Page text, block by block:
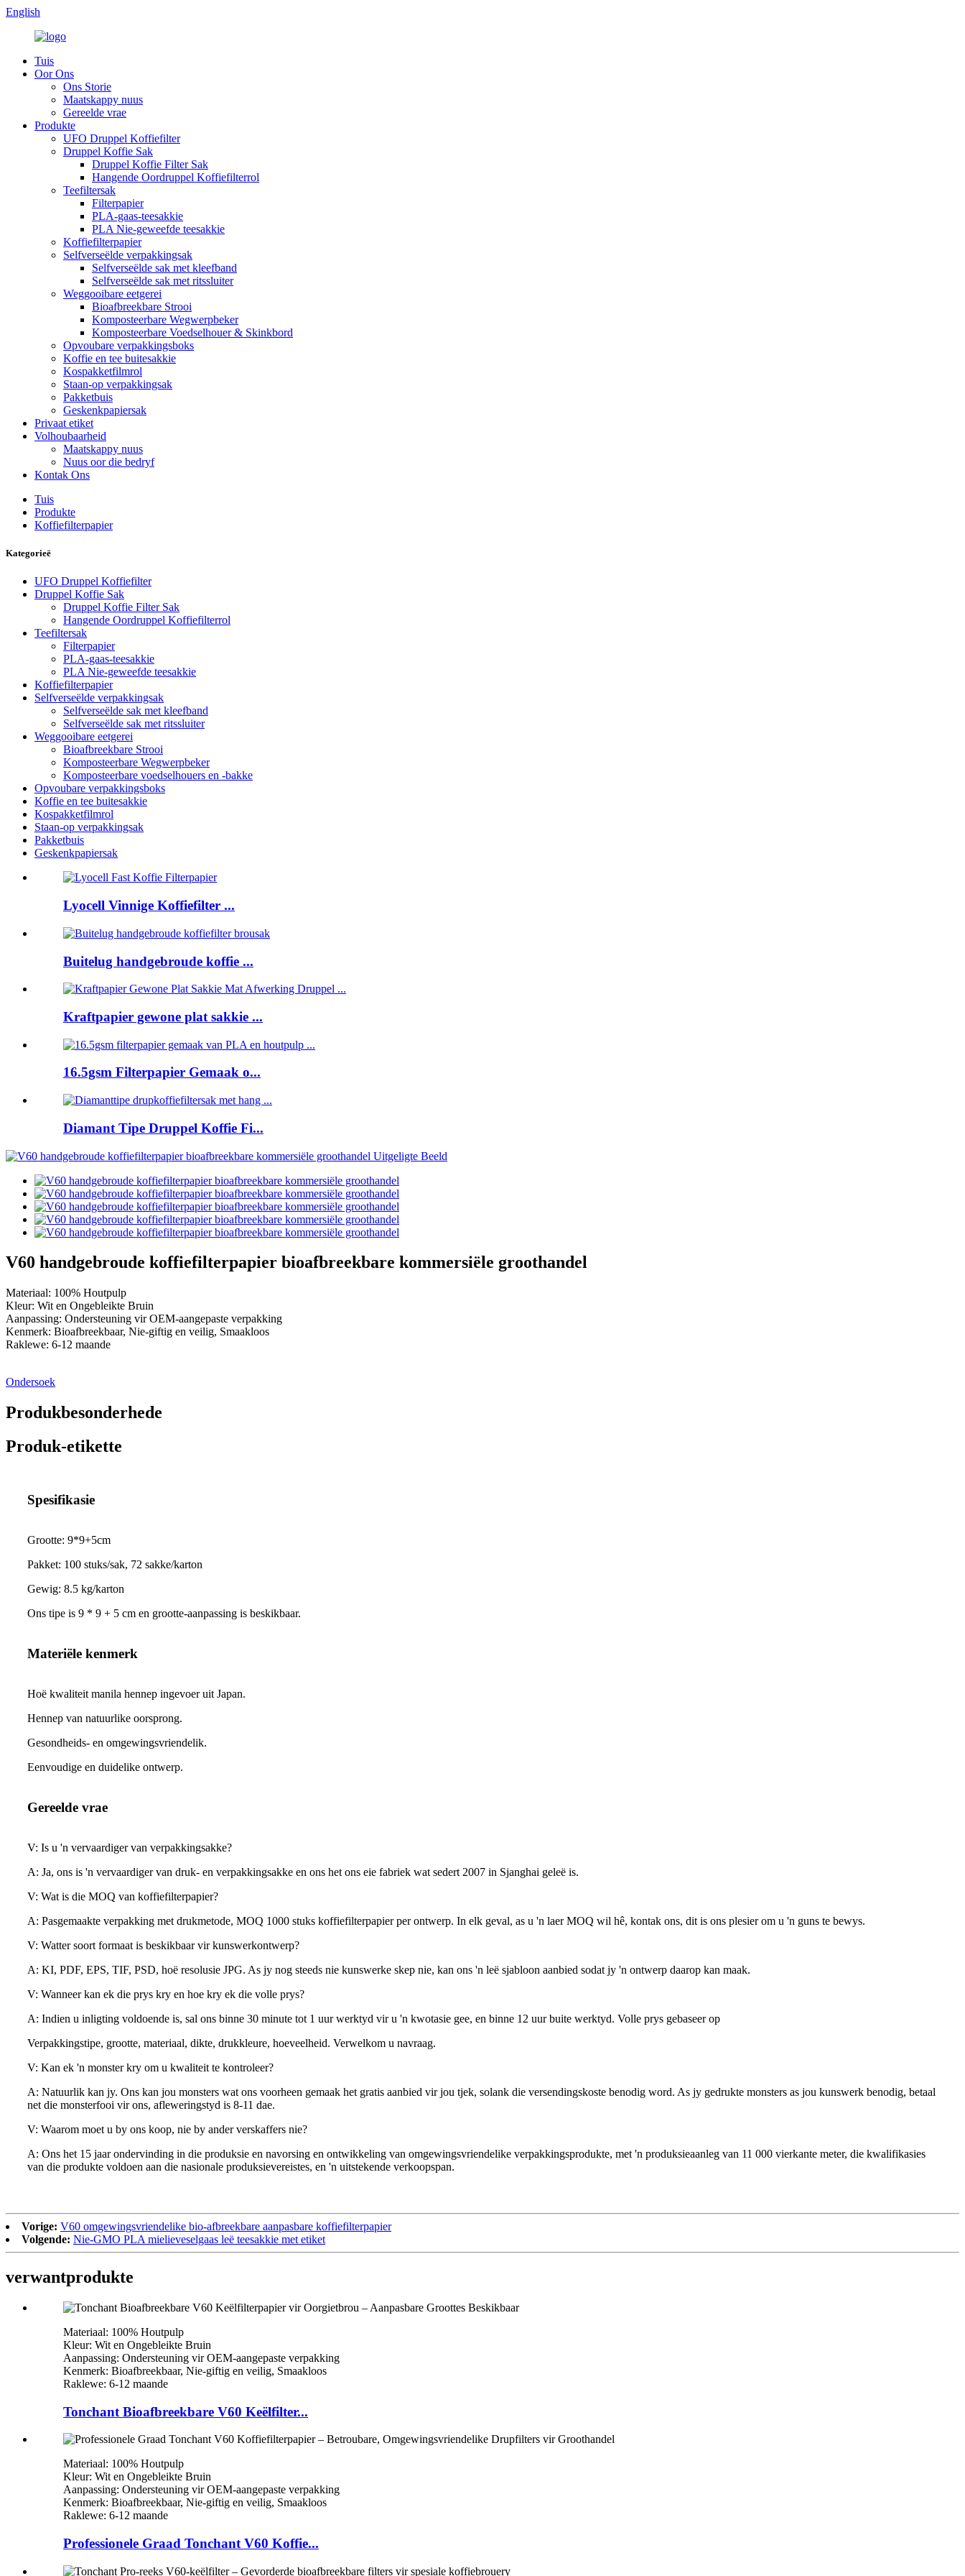
English
Tuis
Oor Ons
Ons Storie
Maatskappy nuus
Gereelde vrae
Produkte
UFO Druppel Koffiefilter
Druppel Koffie Sak
Druppel Koffie Filter Sak
Hangende Oordruppel Koffiefilterrol
Teefiltersak
Filterpapier
PLA-gaas-teesakkie
PLA Nie-geweefde teesakkie
Koffiefilterpapier
Selfverseëlde verpakkingsak
Selfverseëlde sak met kleefband
Selfverseëlde sak met ritssluiter
Weggooibare eetgerei
Bioafbreekbare Strooi
Komposteerbare Wegwerpbeker
Komposteerbare Voedselhouer & Skinkbord
Opvoubare verpakkingsboks
Koffie en tee buitesakkie
Kospakketfilmrol
Staan-op verpakkingsak
Pakketbuis
Geskenkpapiersak
Privaat etiket
Volhoubaarheid
Maatskappy nuus
Nuus oor die bedryf
Kontak Ons
Tuis
Produkte
Koffiefilterpapier
Kategorieë
UFO Druppel Koffiefilter
Druppel Koffie Sak
Druppel Koffie Filter Sak
Hangende Oordruppel Koffiefilterrol
Teefiltersak
Filterpapier
PLA-gaas-teesakkie
PLA Nie-geweefde teesakkie
Koffiefilterpapier
Selfverseëlde verpakkingsak
Selfverseëlde sak met kleefband
Selfverseëlde sak met ritssluiter
Weggooibare eetgerei
Bioafbreekbare Strooi
Komposteerbare Wegwerpbeker
Komposteerbare voedselhouers en -bakke
Opvoubare verpakkingsboks
Koffie en tee buitesakkie
Kospakketfilmrol
Staan-op verpakkingsak
Pakketbuis
Geskenkpapiersak
Lyocell Vinnige Koffiefilter ...
Buitelug handgebroude koffie ...
Kraftpapier gewone plat sakkie ...
16.5gsm Filterpapier Gemaak o...
Diamant Tipe Druppel Koffie Fi...
V60 handgebroude koffiefilterpapier bioafbreekbare kommersiële groothandel
Materiaal: 100% Houtpulp
Kleur: Wit en Ongebleikte Bruin
Aanpassing: Ondersteuning vir OEM-aangepaste verpakking
Kenmerk: Bioafbreekbaar, Nie-giftig en veilig, Smaakloos
Raklewe: 6-12 maande
Ondersoek
Produkbesonderhede
Produk-etikette
Spesifikasie
Grootte: 9*9+5cm
Pakket: 100 stuks/sak, 72 sakke/karton
Gewig: 8.5 kg/karton
Ons tipe is 9 * 9 + 5 cm en grootte-aanpassing is beskikbaar.
Materiële kenmerk
Hoë kwaliteit manila hennep ingevoer uit Japan.
Hennep van natuurlike oorsprong.
Gesondheids- en omgewingsvriendelik.
Eenvoudige en duidelike ontwerp.
Gereelde vrae
V: Is u 'n vervaardiger van verpakkingsakke?
A: Ja, ons is 'n vervaardiger van druk- en verpakkingsakke en ons het ons eie fabriek wat sedert 2007 in Sjanghai geleë is.
V: Wat is die MOQ van koffiefilterpapier?
A: Pasgemaakte verpakking met drukmetode, MOQ 1000 stuks koffiefilterpapier per ontwerp. In elk geval, as u 'n laer MOQ wil hê, kontak ons, dit is ons plesier om u 'n guns te bewys.
V: Watter soort formaat is beskikbaar vir kunswerkontwerp?
A: KI, PDF, EPS, TIF, PSD, hoë resolusie JPG. As jy nog steeds nie kunswerke skep nie, kan ons 'n leë sjabloon aanbied sodat jy 'n ontwerp daarop kan maak.
V: Wanneer kan ek die prys kry en hoe kry ek die volle prys?
A: Indien u inligting voldoende is, sal ons binne 30 minute tot 1 uur werktyd vir u 'n kwotasie gee, en binne 12 uur buite werktyd. Volle prys gebaseer op
Verpakkingstipe, grootte, materiaal, dikte, drukkleure, hoeveelheid. Verwelkom u navraag.
V: Kan ek 'n monster kry om u kwaliteit te kontroleer?
A: Natuurlik kan jy. Ons kan jou monsters wat ons voorheen gemaak het gratis aanbied vir jou tjek, solank die versendingskoste benodig word. As jy gedrukte monsters as jou kunswerk benodig, betaal
net die monsterfooi vir ons, afleweringstyd is 8-11 dae.
V: Waarom moet u by ons koop, nie by ander verskaffers nie?
A: Ons het 15 jaar ondervinding in die produksie en navorsing en ontwikkeling van omgewingsvriendelike verpakkingsprodukte, met 'n produksieaanleg van 11 000 vierkante meter, die kwalifikasies
van die produkte voldoen aan die nasionale produksievereistes, en 'n uitstekende verkoopspan.
Vorige: V60 omgewingsvriendelike bio-afbreekbare aanpasbare koffiefilterpapier
Volgende: Nie-GMO PLA mielieveselgaas leë teesakkie met etiket
verwantprodukte
Materiaal: 100% Houtpulp
Kleur: Wit en Ongebleikte Bruin
Aanpassing: Ondersteuning vir OEM-aangepaste verpakking
Kenmerk: Bioafbreekbaar, Nie-giftig en veilig, Smaakloos
Raklewe: 6-12 maande
Tonchant Bioafbreekbare V60 Keëlfilter...
Materiaal: 100% Houtpulp
Kleur: Wit en Ongebleikte Bruin
Aanpassing: Ondersteuning vir OEM-aangepaste verpakking
Kenmerk: Bioafbreekbaar, Nie-giftig en veilig, Smaakloos
Raklewe: 6-12 maande
Professionele Graad Tonchant V60 Koffie...